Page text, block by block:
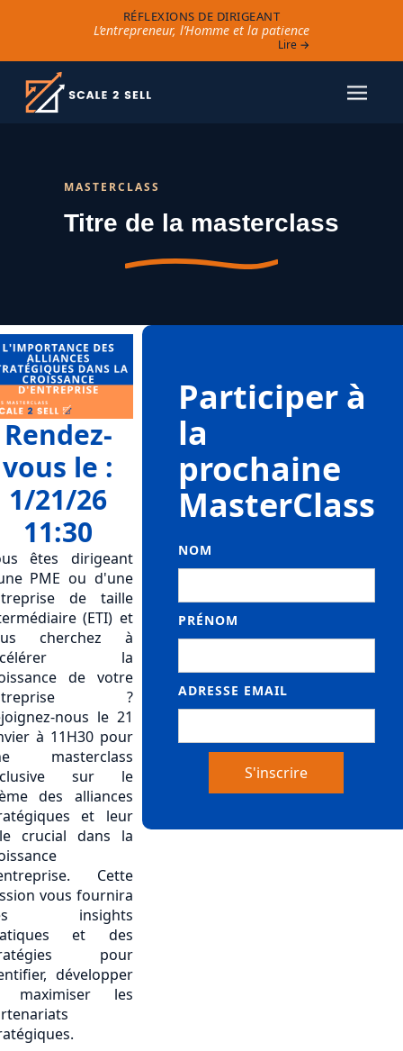
RÉFLEXIONS DE DIRIGEANT
L’entrepreneur, l’Homme et la patience
Lire →
MASTERCLASS
Titre de la masterclass
Rendez-
vous le :
1/21/26
11:30
êtes dirigeant
PME ou d'une
de taille
(ETI) et
cherchez à
la
de votre
?
nous le 21
à 11H30 pour
masterclass
sur le
des alliances
et leur
crucial dans la
Cette
vous fournira
insights
et des
pour
développer
maximiser les
Participer à
la
prochaine
MasterClass
NOM
PRÉNOM
ADRESSE EMAIL